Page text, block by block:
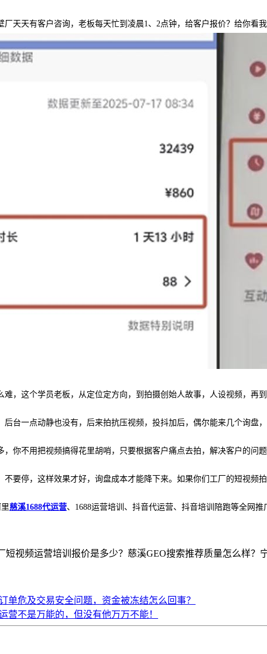
厂天天有客户咨询，老板每天忙到凌晨1、2点钟，给客户报价？给你看
，这个学员老板，从定位定方向，到拍摄创始人故事，人设视频，再
台一点动静也没有，后来拍抗压视频，投抖加后，偶尔能来几个询盘，
你不用把视频搞得花里胡哨，只要根据客户痛点去拍，解决客户的问
要停，这样效果才好，询盘成本才能降下来。如果你们工厂的短视频
慈溪1688代运营、1688运营培训、抖音代运营、抖音培训陪跑等全网推
短视频运营培训报价是多少？慈溪GEO搜索推荐质量怎么样？
单危及交易安全问题，资金被冻结怎么回事？
营不是万能的，但没有他万万不能！